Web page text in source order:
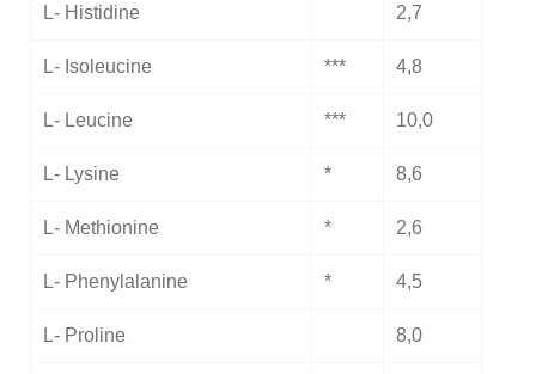
L- Histidine 2,7
L- Isoleucine *** 4,8
L- Leucine *** 10,0
L- Lysine * 8,6
L- Methionine * 2,6
L- Phenylalanine * 4,5
L- Proline 8,0